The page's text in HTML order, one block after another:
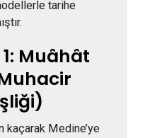
tarihe
Muâhât
kaçarak Medine’ye